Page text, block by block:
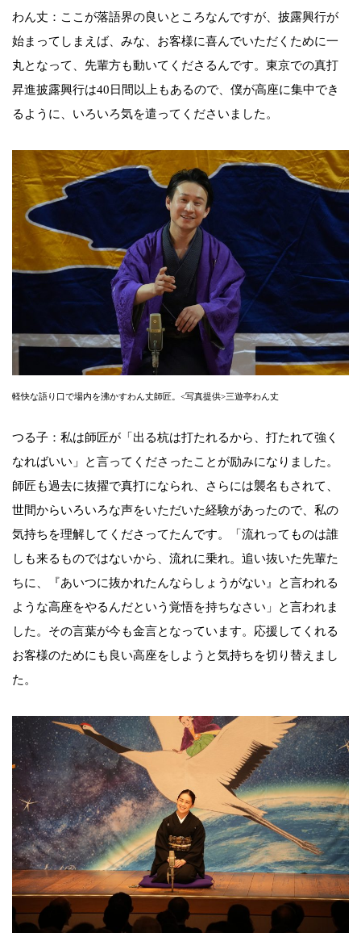
わん丈：ここが落語界の良いところなんですが、披露興行が
始まってしまえば、みな、お客様に喜んでいただくために一
丸となって、先輩方も動いてくださるんです。東京での真打
昇進披露興行は40日間以上もあるので、僕が高座に集中でき
るように、いろいろ気を遣ってくださいました。
軽快な語り口で場内を沸かすわん丈師匠。<写真提供>三遊亭わん丈
つる子：私は師匠が「出る杭は打たれるから、打たれて強く
なればいい」と言ってくださったことが励みになりました。
師匠も過去に抜擢で真打になられ、さらには襲名もされて、
世間からいろいろな声をいただいた経験があったので、私の
気持ちを理解してくださってたんです。「流れってものは誰
しも来るものではないから、流れに乗れ。追い抜いた先輩た
ちに、『あいつに抜かれたんならしょうがない』と言われる
ような高座をやるんだという覚悟を持ちなさい」と言われま
した。その言葉が今も金言となっています。応援してくれる
お客様のためにも良い高座をしようと気持ちを切り替えまし
た。